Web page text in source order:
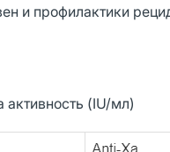
и профилактики
(IU/мл)